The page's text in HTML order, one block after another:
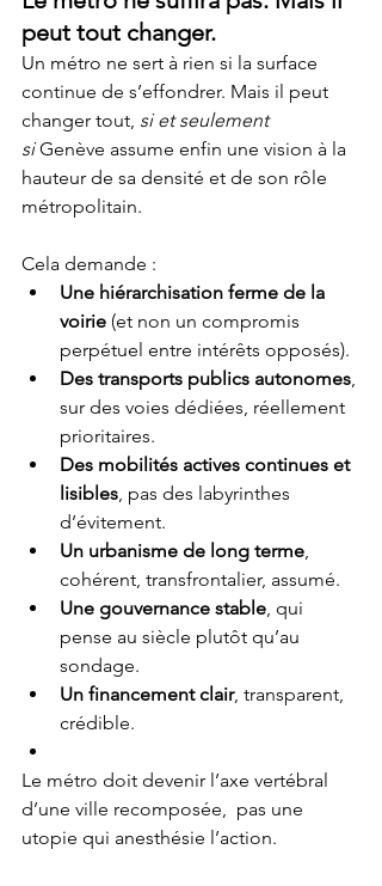
peut tout changer.
Un métro ne sert à rien si la surface
continue de s’effondrer. Mais il peut
changer tout, si et seulement
si Genève assume enfin une vision à la
hauteur de sa densité et de son rôle
métropolitain.
Cela demande :
Une hiérarchisation ferme de la
voirie (et non un compromis
perpétuel entre intérêts opposés).
Des transports publics autonomes,
sur des voies dédiées, réellement
prioritaires.
Des mobilités actives continues et
lisibles, pas des labyrinthes
d’évitement.
Un urbanisme de long terme,
cohérent, transfrontalier, assumé.
Une gouvernance stable, qui
pense au siècle plutôt qu’au
sondage.
Un financement clair, transparent,
crédible.
Le métro doit devenir l’axe vertébral
d’une ville recomposée,  pas une
utopie qui anesthésie l’action.